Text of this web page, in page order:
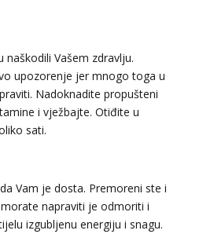
naškodili Vašem zdravlju.
upozorenje jer mnogo toga u
Nadoknadite propušteni
i vježbajte. Otiđite u
sati.
Vam je dosta. Premoreni ste i
napraviti je odmoriti i
izgubljenu energiju i snagu.
je zauzet
ljubavni tarot, visak